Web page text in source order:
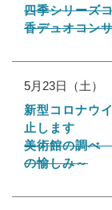
四季シリーズ
香デュオコン
5月23日（土）
新型コロナウ
止します
美術館の調べ
の愉しみ～